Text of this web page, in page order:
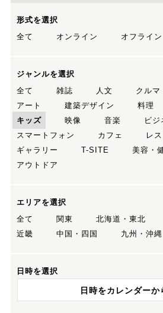
形式を選択
全て
オンライン オフライン
ジャンルを選択
全て
雑誌 人文
クルマ
アート
建築デザイン 料理
キッズ
映像 音楽
ビジ
スマートフォン
カフェ レ
ギャラリー
T-SITE 美容・
アウトドア
エリアを選択
全て
関東 北海道・東北
近畿
中国・四国 九州・沖縄
日時を選択
日時をカレンダーか